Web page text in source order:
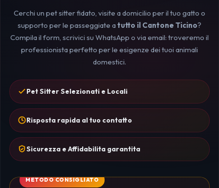
Cerchi un pet sitter fidato, visite a domicilio per il tuo gatto o
supporto per le passeggiate atutto il Cantone Ticino?
Compila il form, scrivici su WhatsApp o via email: troveremo il
professionista perfetto per le esigenze dei tuoi animali
domestici.
Pet Sitter Selezionati e Locali
Risposta rapida al tuo contatto
Sicurezza e Affidabilita garantita